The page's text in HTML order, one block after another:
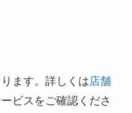
ます。詳しくは店舗
ビスをご確認くださ